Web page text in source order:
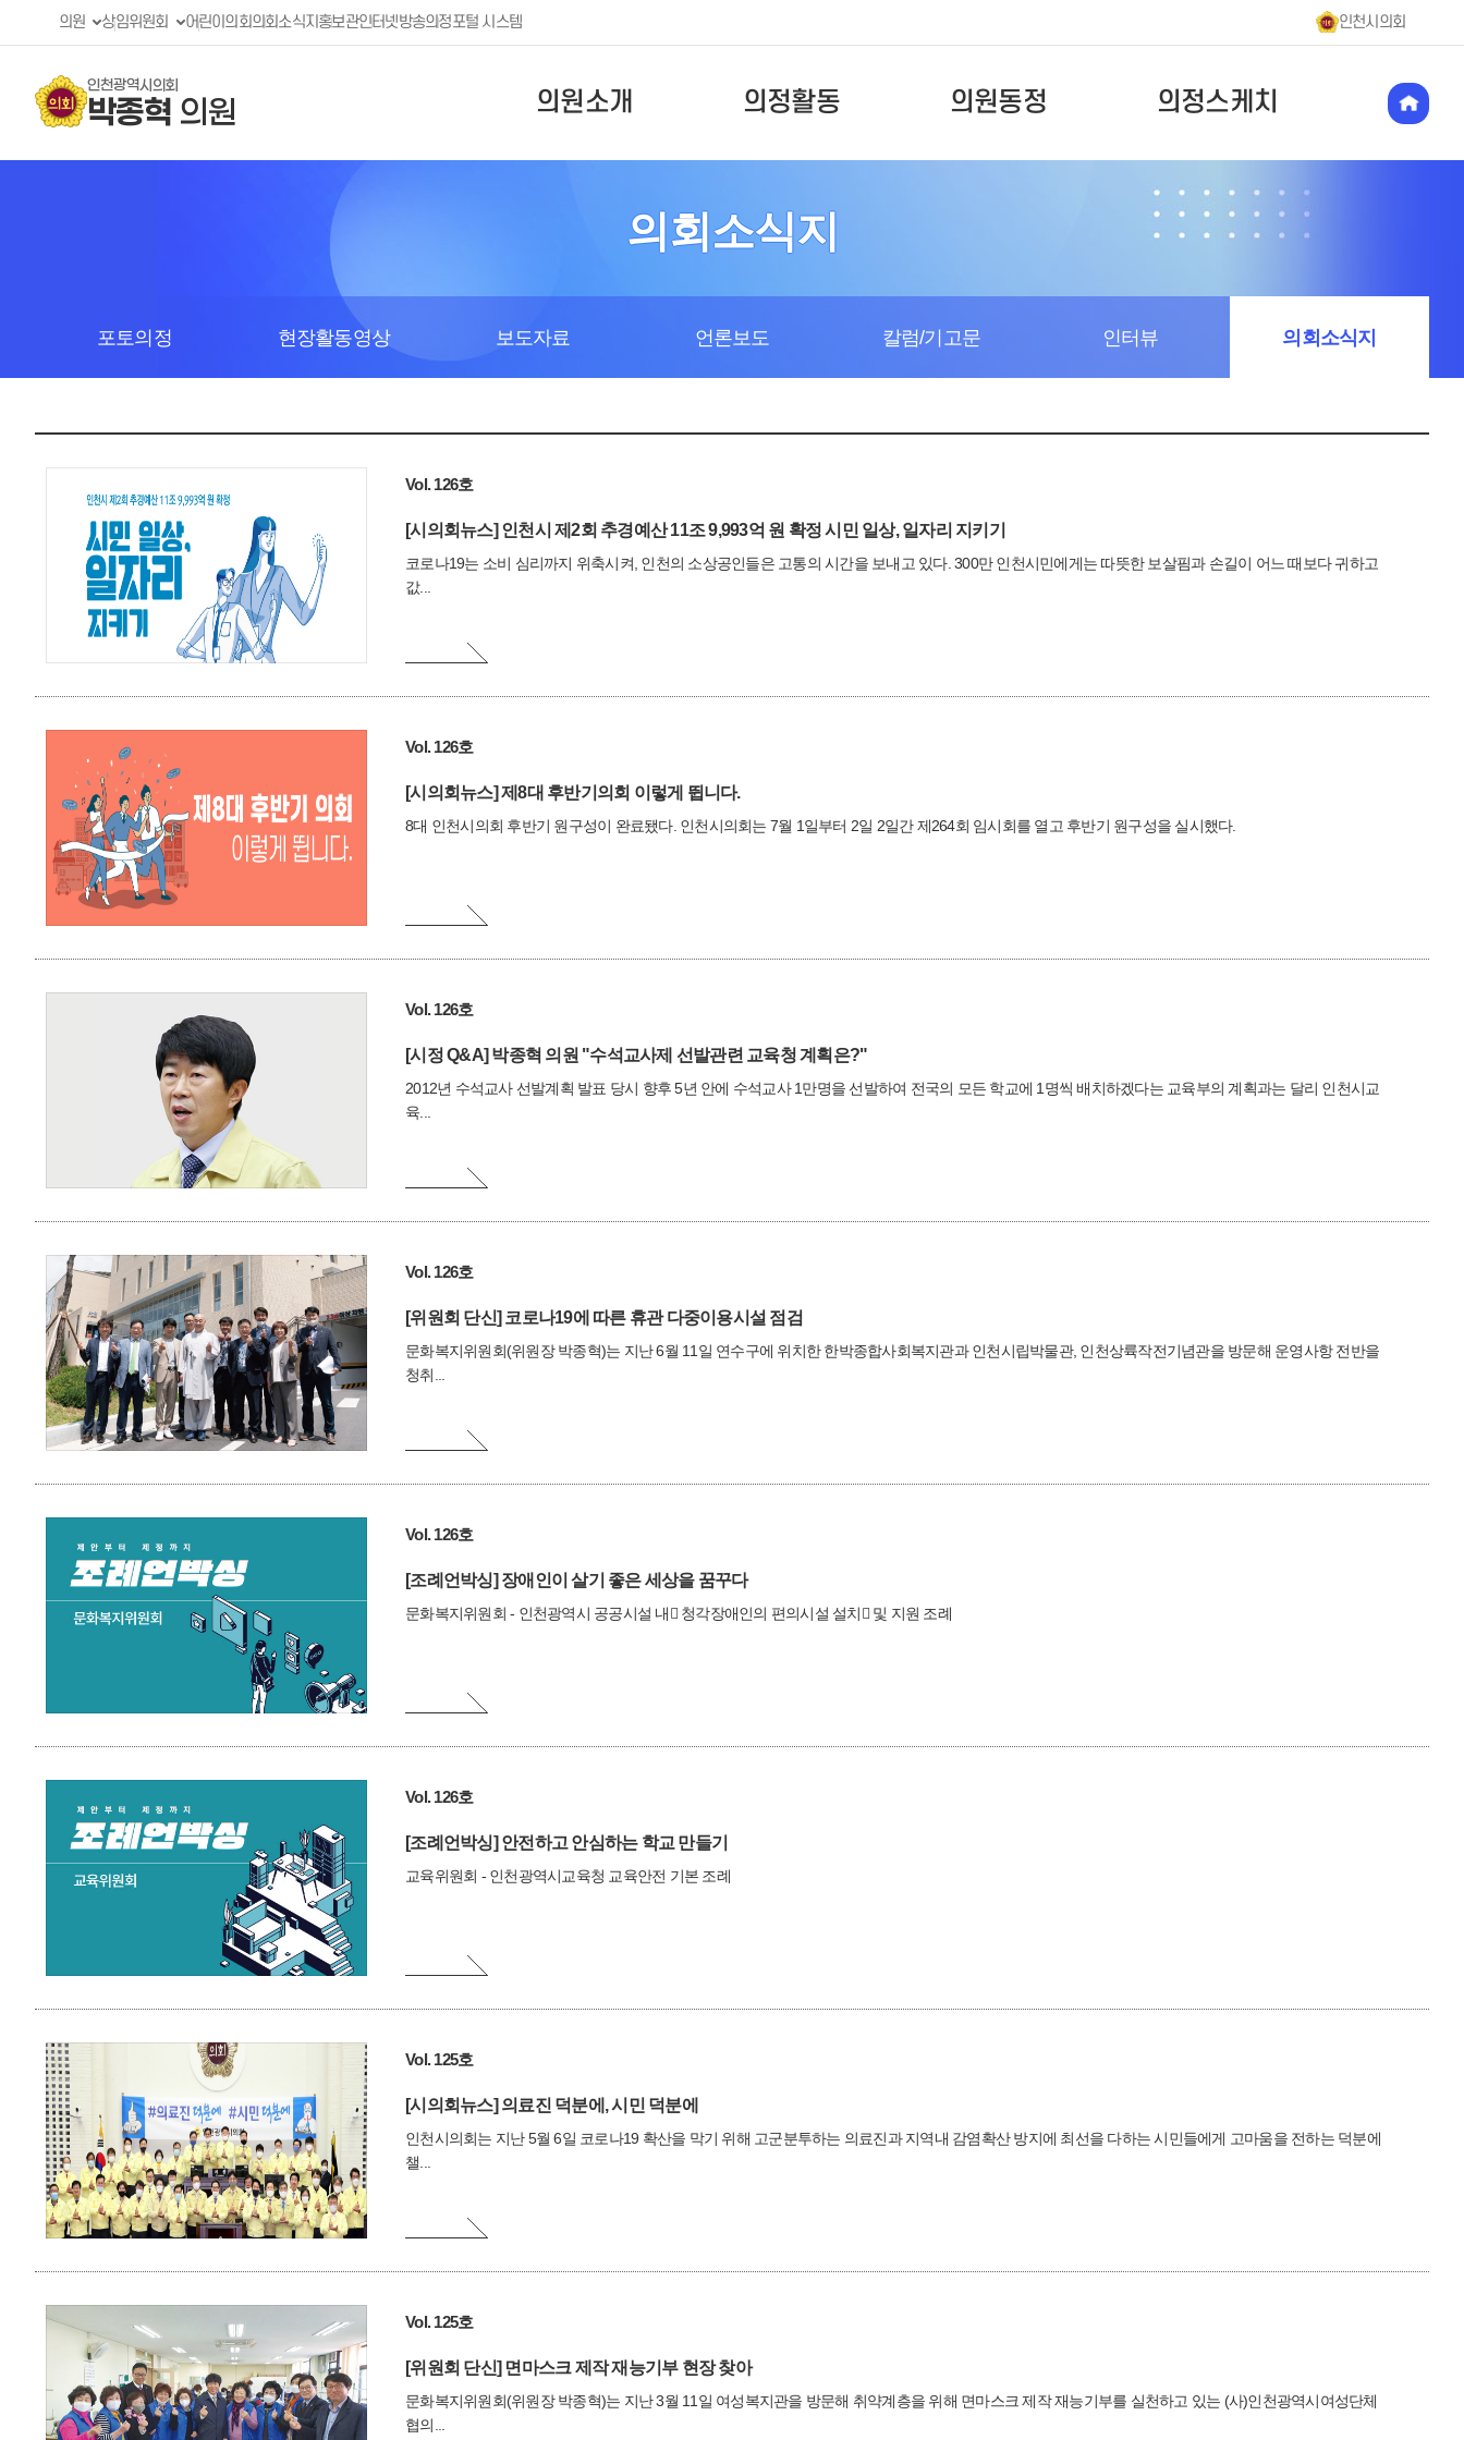
의원 상임위원회 어린이의회의회소식지 홍보관인터넷방송의정포털 시스템 인천시의회
인천광역시의회
박종혁 의원 의원소개 의정활동 의원동정 의정스케치
의회소식지
포토의정 현장활동영상 보도자료 언론보도 칼럼/기고문 인터뷰 의회소식지
Vol. 126호
[시의회뉴스] 인천시 제2회 추경예산 11조 9,993억 원 확정 시민 일상, 일자리 지키기
코로나19는 소비 심리까지 위축시켜, 인천의 소상공인들은 고통의 시간을 보내고 있다. 300만 인천시민에게는 따뜻한 보살핌과 손길이 어느 때보다 귀하고
값...
Vol. 126호
[시의회뉴스] 제8대 후반기의회 이렇게 뜁니다.
8대 인천시의회 후반기 원구성이 완료됐다. 인천시의회는 7월 1일부터 2일 2일간 제264회 임시회를 열고 후반기 원구성을 실시했다.
Vol. 126호
[시정 Q&A] 박종혁 의원 "수석교사제 선발관련 교육청 계획은?"
2012년 수석교사 선발계획 발표 당시 향후 5년 안에 수석교사 1만명을 선발하여 전국의 모든 학교에 1명씩 배치하겠다는 교육부의 계획과는 달리 인천시교
육...
Vol. 126호
[위원회 단신] 코로나19에 따른 휴관 다중이용시설 점검
문화복지위원회(위원장 박종혁)는 지난 6월 11일 연수구에 위치한 한박종합사회복지관과 인천시립박물관, 인천상륙작전기념관을 방문해 운영사항 전반을
청취...
Vol. 126호
[조례언박싱] 장애인이 살기 좋은 세상을 꿈꾸다
문화복지위원회 - 인천광역시 공공시설 내￿ 청각장애인의 편의시설 설치￿ 및 지원 조례
Vol. 126호
[조례언박싱] 안전하고 안심하는 학교 만들기
교육위원회 - 인천광역시교육청 교육안전 기본 조례
Vol. 125호
[시의회뉴스] 의료진 덕분에, 시민 덕분에
인천시의회는 지난 5월 6일 코로나19 확산을 막기 위해 고군분투하는 의료진과 지역내 감염확산 방지에 최선을 다하는 시민들에게 고마움을 전하는 덕분에
챌...
Vol. 125호
[위원회 단신] 면마스크 제작 재능기부 현장 찾아
문화복지위원회(위원장 박종혁)는 지난 3월 11일 여성복지관을 방문해 취약계층을 위해 면마스크 제작 재능기부를 실천하고 있는 (사)인천광역시여성단체
협의...